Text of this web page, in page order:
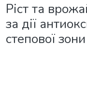
Ріст та
за дії
степової